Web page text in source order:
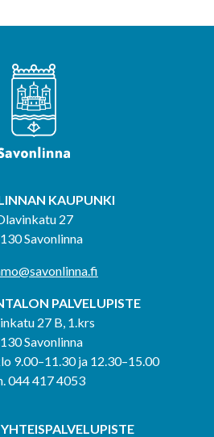
KAUPUNKI
27
Savonlinna
PALVELUPISTE
27 B, 1.krs
Savonlinna
9.00–11.30 ja 12.30–15.00
044 417 4053